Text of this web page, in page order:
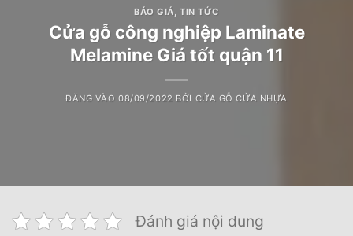
BÁO GIÁ ,TIN TỨC
Cửa gỗ công nghiệp Laminate
Melamine Giá tốt quận 11
ĐĂNG VÀO08/09/2022 BỞI CỬA GỖ CỬA NHỰA
Đánh giá nội dung